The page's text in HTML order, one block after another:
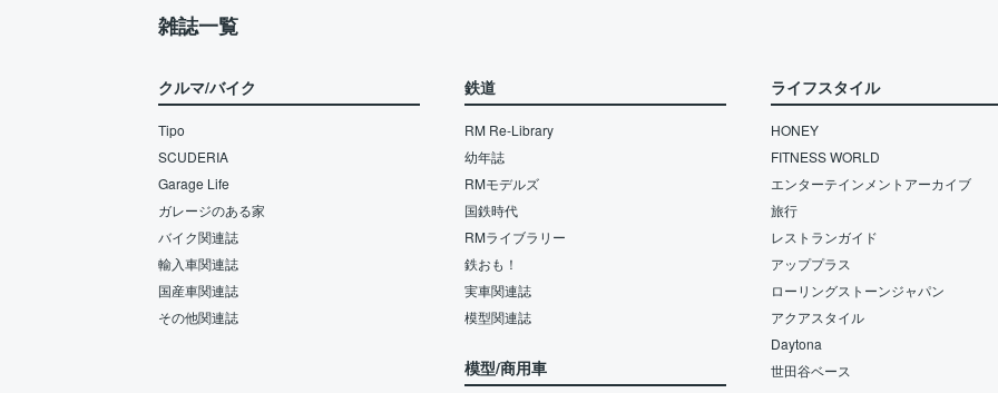
雑誌一覧
クルマ/バイク
Tipo
SCUDERIA
Garage Life
ガレージのある家
バイク関連誌
輸入車関連誌
国産車関連誌
その他関連誌
鉄道
RM Re-Library
幼年誌
RMモデルズ
国鉄時代
RMライブラリー
鉄おも！
実車関連誌
模型関連誌
模型/商用車
ライフスタイル
HONEY
FITNESS WORLD
エンターテインメントアーカイブ
旅行
レストランガイド
アッププラス
ローリングストーンジャパン
アクアスタイル
Daytona
世田谷ベース